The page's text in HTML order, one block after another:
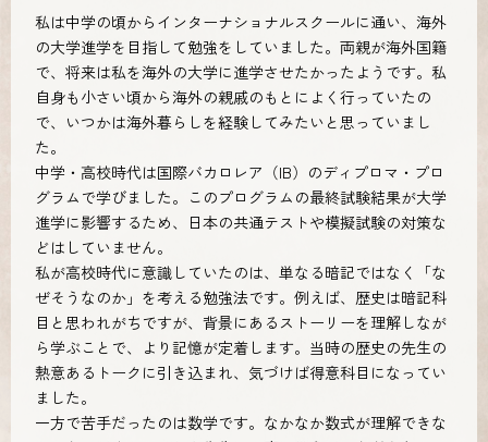
私は中学の頃からインターナショナルスクールに通い、海外
の大学進学を目指して勉強をしていました。両親が海外国籍
で、将来は私を海外の大学に進学させたかったようです。私
自身も小さい頃から海外の親戚のもとによく行っていたの
で、いつかは海外暮らしを経験してみたいと思っていまし
た。
中学・高校時代は国際バカロレア（IB）のディプロマ・プロ
グラムで学びました。このプログラムの最終試験結果が大学
進学に影響するため、日本の共通テストや模擬試験の対策な
どはしていません。
私が高校時代に意識していたのは、単なる暗記ではなく「な
ぜそうなのか」を考える勉強法です。例えば、歴史は暗記科
目と思われがちですが、背景にあるストーリーを理解しなが
ら学ぶことで、より記憶が定着します。当時の歴史の先生の
熱意あるトークに引き込まれ、気づけば得意科目になってい
ました。
一方で苦手だったのは数学です。なかなか数式が理解できな